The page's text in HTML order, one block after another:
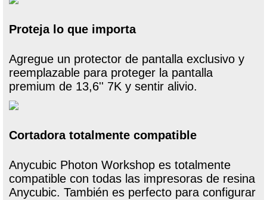
Proteja lo que importa
Agregue un protector de pantalla exclusivo y
reemplazable para proteger la pantalla
premium de 13,6'' 7K y sentir alivio.
Cortadora totalmente compatible
Anycubic Photon Workshop es totalmente
compatible con todas las impresoras de resina
Anycubic. También es perfecto para configurar